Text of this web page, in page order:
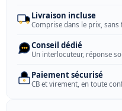
Livraison incluse
Comprise dans le prix, sans
Conseil dédié
Un interlocuteur, réponse
Paiement sécurisé
CB et virement, en toute